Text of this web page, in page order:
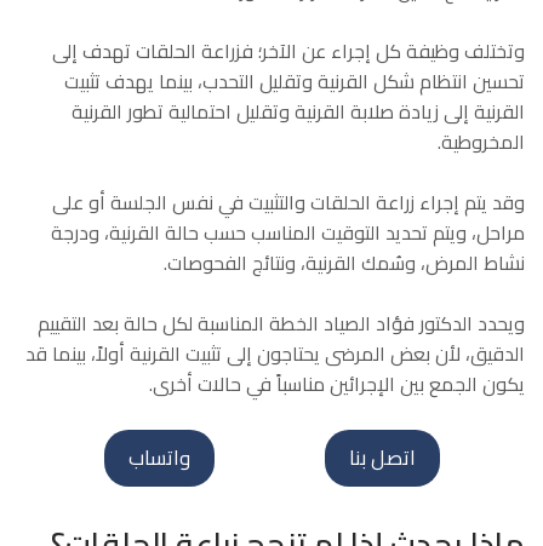
وتختلف وظيفة كل إجراء عن الآخر؛ فزراعة الحلقات تهدف إلى
تحسين انتظام شكل القرنية وتقليل التحدب، بينما يهدف تثبيت
القرنية إلى زيادة صلابة القرنية وتقليل احتمالية تطور القرنية
المخروطية.
وقد يتم إجراء زراعة الحلقات والتثبيت في نفس الجلسة أو على
مراحل، ويتم تحديد التوقيت المناسب حسب حالة القرنية، ودرجة
نشاط المرض، وسُمك القرنية، ونتائج الفحوصات.
ويحدد الدكتور فؤاد الصياد الخطة المناسبة لكل حالة بعد التقييم
الدقيق، لأن بعض المرضى يحتاجون إلى تثبيت القرنية أولاً، بينما قد
يكون الجمع بين الإجرائين مناسباً في حالات أخرى.
اتصل بنا واتساب